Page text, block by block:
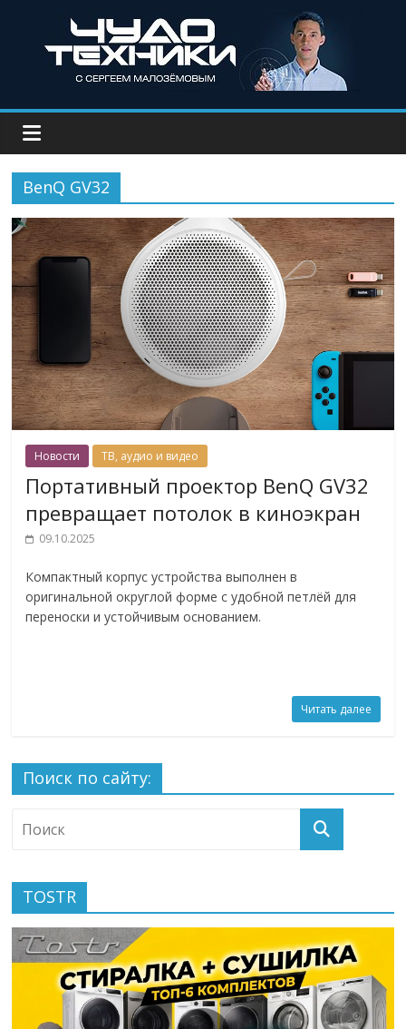
BenQ GV32
Новости ТВ, аудио и видео
Портативный проектор BenQ GV32
превращает потолок в киноэкран
09.10.2025
Компактный корпус устройства выполнен в
оригинальной округлой форме с удобной петлёй для
переноски и устойчивым основанием.
Читать далее
Поиск по сайту:
TOSTR